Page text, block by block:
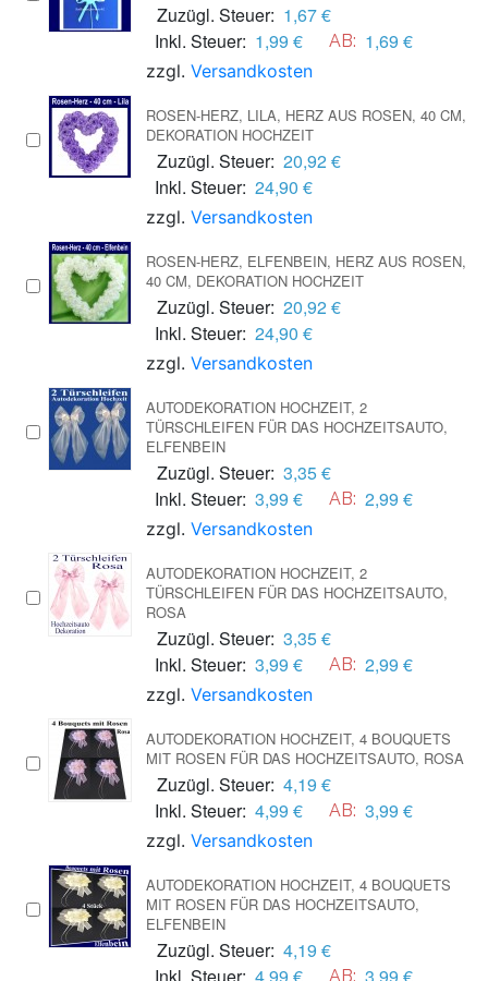
Zuzügl. Steuer: 1,67 €
Inkl. Steuer: 1,99 € AB: 1,69 €
zzgl. Versandkosten
ROSEN-HERZ, LILA, HERZ AUS ROSEN, 40 CM,
DEKORATION HOCHZEIT
Zuzügl. Steuer: 20,92 €
Inkl. Steuer: 24,90 €
zzgl. Versandkosten
ROSEN-HERZ, ELFENBEIN, HERZ AUS ROSEN,
40 CM, DEKORATION HOCHZEIT
Zuzügl. Steuer: 20,92 €
Inkl. Steuer: 24,90 €
zzgl. Versandkosten
AUTODEKORATION HOCHZEIT, 2
TÜRSCHLEIFEN FÜR DAS HOCHZEITSAUTO,
ELFENBEIN
Zuzügl. Steuer: 3,35 €
Inkl. Steuer: 3,99 € AB: 2,99 €
zzgl. Versandkosten
AUTODEKORATION HOCHZEIT, 2
TÜRSCHLEIFEN FÜR DAS HOCHZEITSAUTO,
ROSA
Zuzügl. Steuer: 3,35 €
Inkl. Steuer: 3,99 € AB: 2,99 €
zzgl. Versandkosten
AUTODEKORATION HOCHZEIT, 4 BOUQUETS
MIT ROSEN FÜR DAS HOCHZEITSAUTO, ROSA
Zuzügl. Steuer: 4,19 €
Inkl. Steuer: 4,99 € AB: 3,99 €
zzgl. Versandkosten
AUTODEKORATION HOCHZEIT, 4 BOUQUETS
MIT ROSEN FÜR DAS HOCHZEITSAUTO,
ELFENBEIN
Zuzügl. Steuer: 4,19 €
AB: